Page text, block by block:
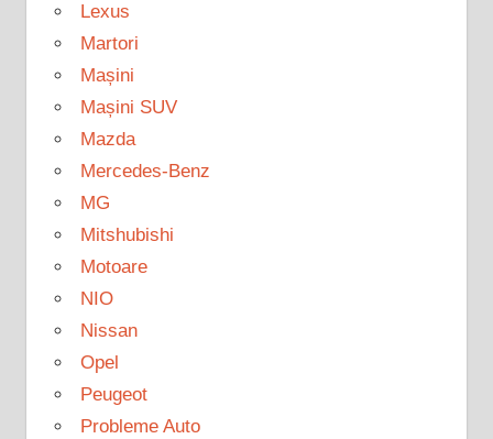
Lexus
Martori
Mașini
Mașini SUV
Mazda
Mercedes-Benz
MG
Mitshubishi
Motoare
NIO
Nissan
Opel
Peugeot
Probleme Auto